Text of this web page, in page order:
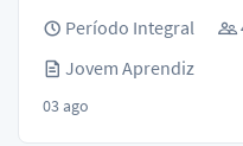
Período Integral
Jovem Aprendiz
03 ago